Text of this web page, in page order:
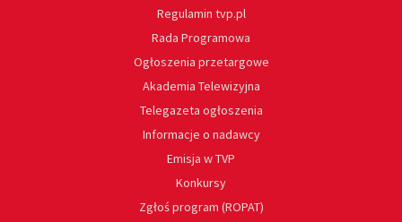
Regulamin tvp.pl
Rada Programowa
Ogłoszenia przetargowe
Akademia Telewizyjna
Telegazeta ogłoszenia
Informacje o nadawcy
Emisja w TVP
Konkursy
Zgłoś program (ROPAT)